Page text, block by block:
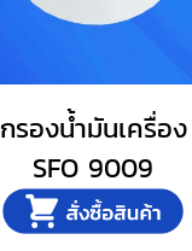
กรองน้ำมันเครื่อง
SFO 9009